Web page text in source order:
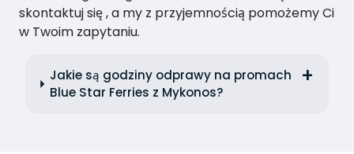
skontaktuj się , a my z przyjemnością pomożemy Ci
w Twoim zapytaniu.
Jakie są godziny odprawy na promach
Blue Star Ferries z Mykonos?